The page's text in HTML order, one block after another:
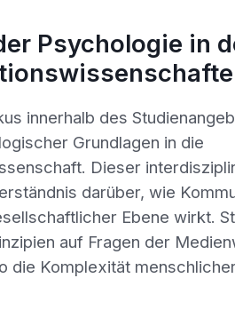
Psychologie in
innerhalb des
Grundlagen in die
Dieser
darüber, wie
Ebene wirkt.
auf Fragen der
die Komplexität